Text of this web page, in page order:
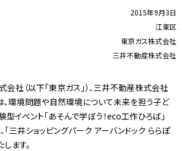
2015年9月3日
江東区
東京ガス株式会社
三井不動産株式会社
会社（以下「東京ガス」）、三井不動産株式会社
は、環境問題や自然環境について未来を担う子ど
イベント「あそんで学ぼう！eco工作ひろば」
「三井ショッピングパーク アーバンドック ららぽ
ます。